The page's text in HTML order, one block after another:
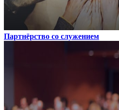
Партнёрство со служением